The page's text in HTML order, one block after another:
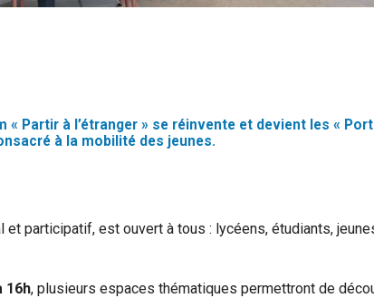
« Partir à l’étranger » se réinvente et devient les «
à la mobilité des jeunes.
et participatif, est ouvert à tous : lycéens, étudiants,
16h, plusieurs espaces thématiques permettront de